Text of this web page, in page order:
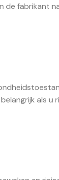
de fabrikant
als